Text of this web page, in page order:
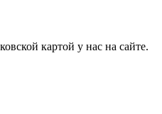
картой у нас на сайте.